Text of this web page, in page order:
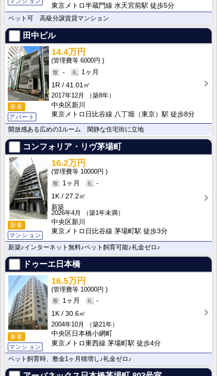
東京メトロ半蔵門線 水天宮前駅 徒歩5分
ペット可 高級分譲賃貸マンション
田中ビル
新着
アパート
14.4万円
6000円
-
1ヶ月
1R
41.01㎡
2017年12月
（築8年）
中央区新川
東京メトロ日比谷線 八丁堀（東京）駅 徒歩8分
開放感ある広めの1ルーム 閑静な住宅街に立地
コンフォリア・リヴ茅場町
新着
マンション
16.2万円
10000円
1ヶ月
-
1K
27.2㎡
新築
2026年4月
（築1年未満）
中央区新川
東京メトロ日比谷線 茅場町駅 徒歩3分
新築♪インターネット無料♪ペット飼育可能♪礼金ゼロ♪
ドゥーエ日本橋
新着
マンション
16.5万円
10000円
1ヶ月
-
1K
30.6㎡
2004年10月
（築21年）
中央区日本橋小網町
東京メトロ東西線 茅場町駅 徒歩4分
ペット飼育時、敷金1ヶ月積増し♪礼金ゼロ♪